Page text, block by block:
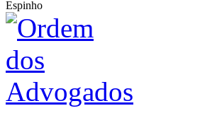
Espinho